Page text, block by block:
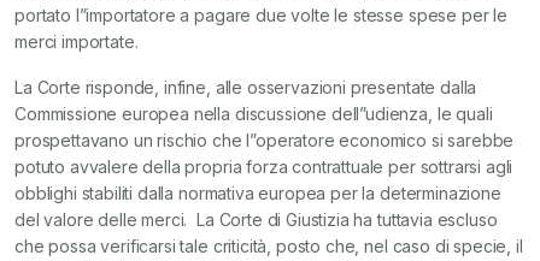
portato l”importatore a pagare due volte le stesse spese per le
merci importate.
La Corte risponde, infine, alle osservazioni presentate dalla
Commissione europea nella discussione dell”udienza, le quali
prospettavano un rischio che l”operatore economico si sarebbe
potuto avvalere della propria forza contrattuale per sottrarsi agli
obblighi stabiliti dalla normativa europea per la determinazione
del valore delle merci. La Corte di Giustizia ha tuttavia escluso
che possa verificarsi tale criticità, posto che, nel caso di specie, il